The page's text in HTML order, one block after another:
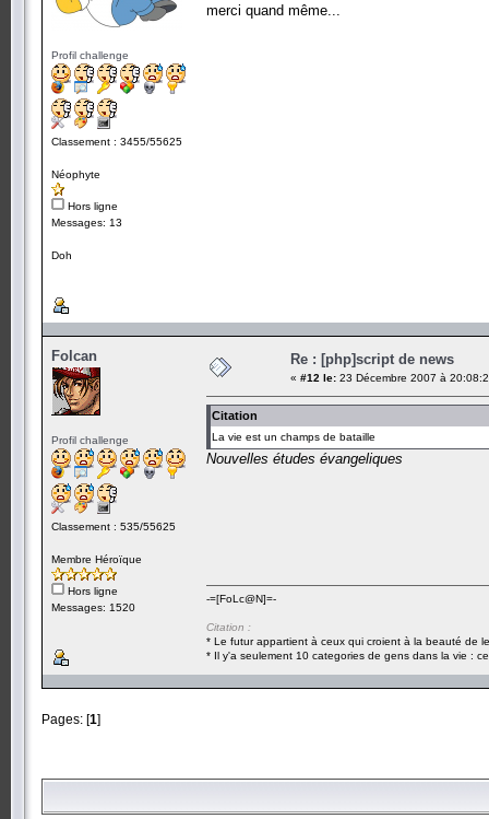
Profil challenge
Classement : 3455/55625
Néophyte
Hors ligne
Messages: 13
Doh
merci quand même...
Folcan
Profil challenge
Classement : 535/55625
Membre Héroïque
Hors ligne
Messages: 1520
Re : [php]script de news
« #12 le: 23 Décembre 2007 à
Citation
La vie est un champs de bataille
Nouvelles études évangeliques
-=[FoLc@N]=-
Citation :
* Le futur appartient à ceux qui croient à la beauté de
* Il y'a seulement 10 categories de gens dans la vie :
Pages: [1]